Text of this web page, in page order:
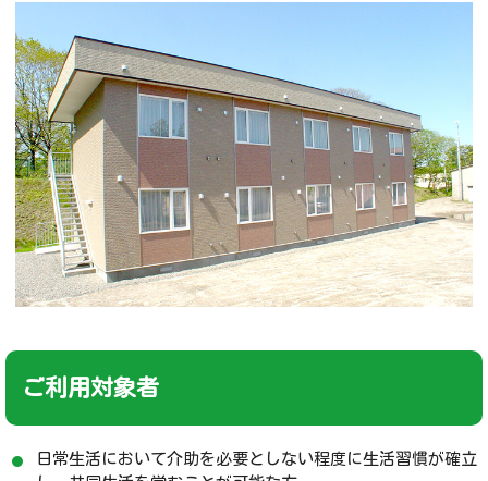
ご利用対象者
日常生活において介助を必要としない程度に生活習慣が確立